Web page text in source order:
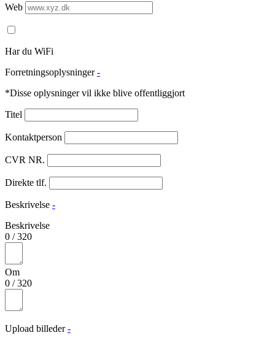
Web
Har du WiFi
Forretningsoplysninger -
*Disse oplysninger vil ikke blive offentliggjort
Titel
Kontaktperson
CVR NR.
Direkte tlf.
Beskrivelse -
Beskrivelse
0 /320
Om
0 /320
Upload billeder -